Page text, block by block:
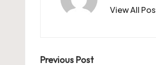
View All
Previous Post